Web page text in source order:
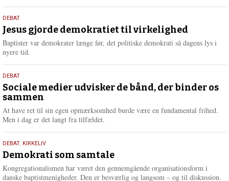
e
r
18.
maj
2026
DEBAT
Jesus gjorde demokratiet til virkelighed
Baptister var demokrater længe før, det politiske demokrati så dagens lys i
nyere tid.
18.
maj
2026
DEBAT
Sociale medier udvisker de bånd, der binder os
sammen
At have ret til sin egen opmærksomhed burde være en fundamental frihed.
Men i dag er det langt fra tilfældet.
18.
maj
2026
DEBAT, KIRKELIV
Demokrati som samtale
Kongregationalismen har været den gennemgående organisationsform i
danske baptistmenigheder. Den er besværlig og langsom – og til diskussion.